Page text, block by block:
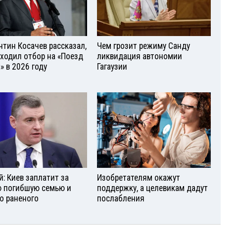
Косачев рассказал,
отбор на «Поезд
в 2026 году
Чем грозит режиму Санду
ликвидация автономии
Гагаузии
Киев заплатит за
погибшую семью и
раненого
Изобретателям окажут
поддержку, а целевикам дадут
послабления